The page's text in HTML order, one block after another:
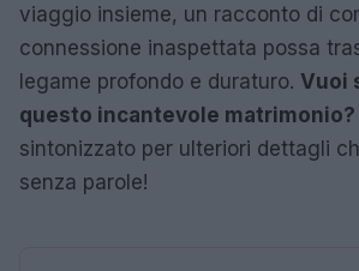
viaggio insieme, un racconto di
connessione inaspettata possa
legame profondo e duraturo. Vuoi
questo incantevole matrimonio?
sintonizzato per ulteriori dettagli
senza parole!